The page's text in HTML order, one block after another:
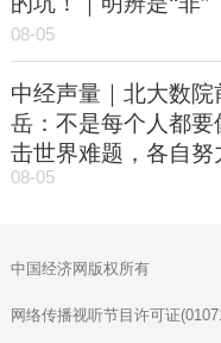
08-05
中经声量｜北大数院
岳：不是每个人都要
击世界难题，各自努
08-05
中国经济网版权所有
网络传播视听节目许可证